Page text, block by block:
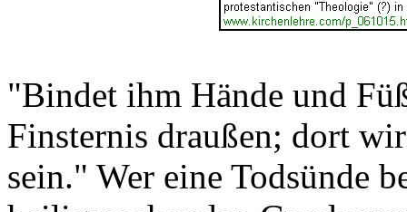
"Bindet ihm Hände und
Finsternis draußen; dort
sein." Wer eine Todsünde